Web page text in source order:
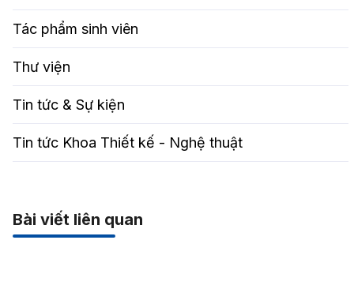
Tác phẩm sinh viên
Thư viện
Tin tức & Sự kiện
Tin tức Khoa Thiết kế - Nghệ thuật
Bài viết liên quan